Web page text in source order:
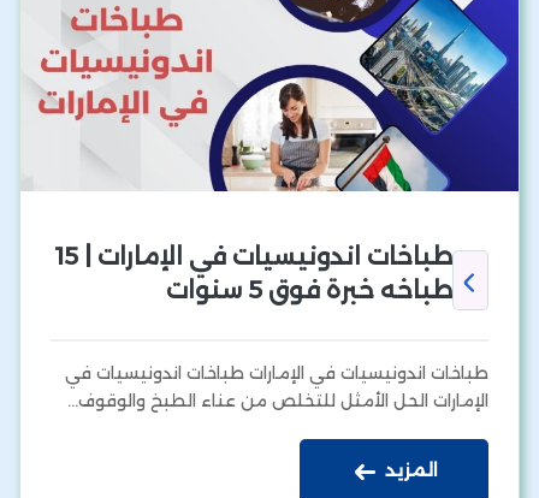
طباخات اندونيسيات في الإمارات | 15
طباخه خبرة فوق 5 سنوات
طباخات اندونيسيات في الإمارات طباخات اندونيسيات في
الإمارات الحل الأمثل للتخلص من عناء الطبخ والوقوف…
المزيد